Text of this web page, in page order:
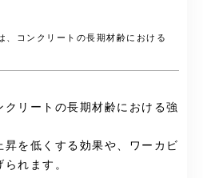
、コンクリートの長期材齢における
リートの長期材齢における強
を低くする効果や、ワーカビ
れます。